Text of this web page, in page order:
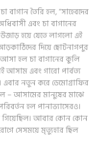
বাগান তৈরি হল, “সাহেবদের
এবং চা বাগানের
উজাড় হয়ে যেতে লাগলো এই
দিয়ে ছোটনাগপুর
আসা হল চা বাগানের কুলি
আসাম এবং গারো পার্বত্য
এবার নতুন করে ডেমোগ্রাফির
– আসামের মানুষের মাঝে
হল পানাভ্যাসেরও।
গিয়েছিল। আবার কোন কোন
সেসময়ে মৃত্যুহার ছিল